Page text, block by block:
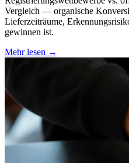
Vergleich — organische
Lieferzeiträume,
gewinnen ist.
Mehr lesen →